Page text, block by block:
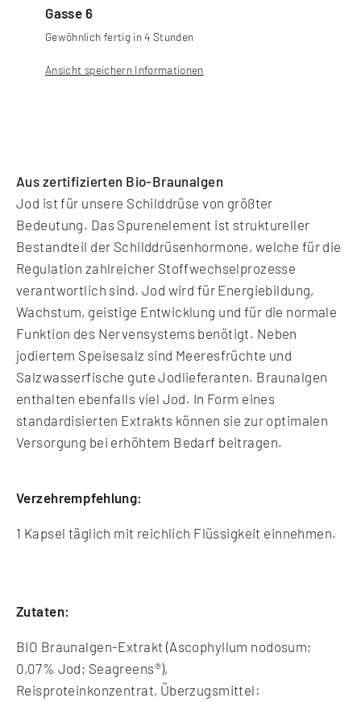
Gasse 6
Gewöhnlich fertig in 4 Stunden
Ansicht speichern Informationen
Aus zertifizierten Bio-Braunalgen
Jod ist für unsere Schilddrüse von größter
Bedeutung. Das Spurenelement ist struktureller
Bestandteil der Schilddrüsenhormone, welche für die
Regulation zahlreicher Stoffwechselprozesse
verantwortlich sind. Jod wird für Energiebildung,
Wachstum, geistige Entwicklung und für die normale
Funktion des Nervensystems benötigt. Neben
jodiertem Speisesalz sind Meeresfrüchte und
Salzwasserfische gute Jodlieferanten. Braunalgen
enthalten ebenfalls viel Jod. In Form eines
standardisierten Extrakts können sie zur optimalen
Versorgung bei erhöhtem Bedarf beitragen.
Verzehrempfehlung:
1 Kapsel täglich mit reichlich Flüssigkeit einnehmen.
Zutaten:
BIO Braunalgen-Extrakt (Ascophyllum nodosum;
0,07% Jod; Seagreens®),
Reisproteinkonzentrat, Überzugsmittel: